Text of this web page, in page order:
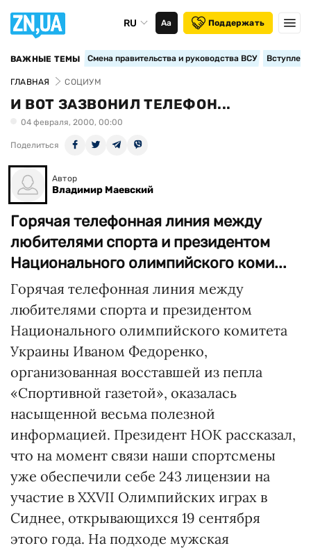
RU Аа Поддержать
ВАЖНЫЕ ТЕМЫ Смена правительства и руководства ВСУ
ГЛАВНАЯ СОЦИУМ
И ВОТ ЗАЗВОНИЛ ТЕЛЕФОН...
04 февраля, 2000, 00:00
Поделиться
Автор
Владимир Маевский
Горячая телефонная линия между
любителями спорта и президентом
Национального олимпийского коми...
Горячая телефонная линия между
любителями спорта и президентом
Национального олимпийского комитета
Украины Иваном Федоренко,
организованная восставшей из пепла
«Спортивной газетой», оказалась
насыщенной весьма полезной
информацией. Президент НОК рассказал,
что на момент связи наши спортсмены
уже обеспечили себе 243 лицензии на
участие в ХХVII Олимпийских играх в
Сиднее, открывающихся 19 сентября
этого года. На подходе мужская